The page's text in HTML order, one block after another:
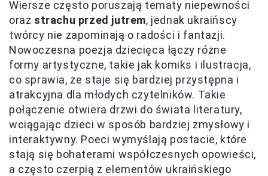
Wiersze często poruszają tematy niepewności
oraz strachu przed jutrem, jednak ukraińscy
twórcy nie zapominają o radości i fantazji.
Nowoczesna poezja dziecięca łączy różne
formy artystyczne, takie jak komiks i ilustracja,
co sprawia, że staje się bardziej przystępna i
atrakcyjna dla młodych czytelników. Takie
połączenie otwiera drzwi do świata literatury,
wciągając dzieci w sposób bardziej zmysłowy i
interaktywny. Poeci wymyślają postacie, które
stają się bohaterami współczesnych opowieści,
a często czerpią z elementów ukraińskiego